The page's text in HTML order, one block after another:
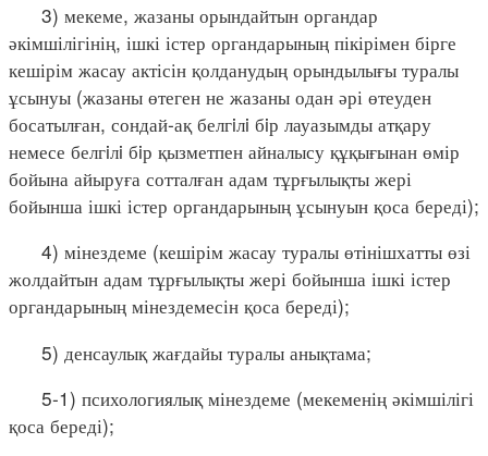
3) мекеме, жазаны орындайтын органдар
әкімшілігінің, ішкі істер органдарының пікірімен бірге
кешірім жасау актісін қолданудың орындылығы туралы
ұсынуы (жазаны өтеген не жазаны одан әрі өтеуден
босатылған, сондай-ақ белгiлi бiр лауазымды атқару
немесе белгiлi бiр қызметпен айналысу құқығынан өмір
бойына айыруға сотталған адам тұрғылықты жері
бойынша ішкі істер органдарының ұсынуын қоса береді);
4) мінездеме (кешірім жасау туралы өтінішхатты өзі
жолдайтын адам тұрғылықты жері бойынша ішкі істер
органдарының мінездемесін қоса береді);
5) денсаулық жағдайы туралы анықтама;
5-1) психологиялық мінездеме (мекеменің әкімшілігі
қоса береді);